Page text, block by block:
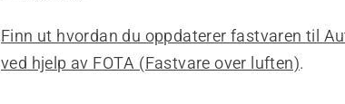
Finn ut hvordan du oppdaterer fastvaren til
ved hjelp av FOTA (Fastvare over luften).